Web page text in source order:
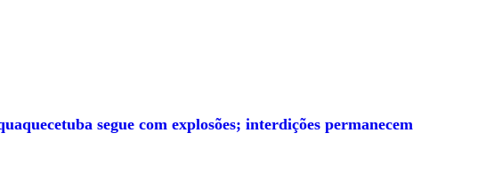
segue com explosões; interdições permanecem